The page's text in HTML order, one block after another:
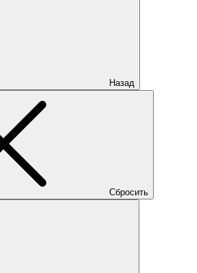
Назад
Сбросить